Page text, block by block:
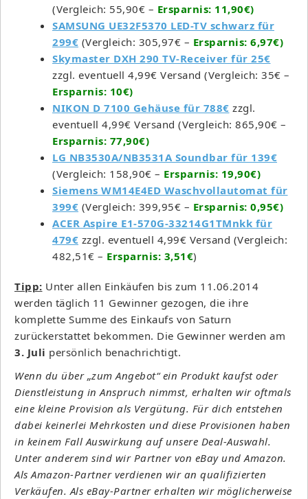
(Vergleich: 55,90€ – Ersparnis: 11,90€)
SAMSUNG UE32F5370 LED-TV schwarz für
299€ (Vergleich: 305,97€ – Ersparnis: 6,97€)
Sky­mas­ter DXH 290 TV-Recei­ver für 25€
zzgl. eventuell 4,99€ Versand (Vergleich: 35€ –
Ersparnis: 10€)
NIKON D 7100 Gehäuse für 788€ zzgl.
eventuell 4,99€ Versand (Vergleich: 865,90€ –
Ersparnis: 77,90€)
LG NB3530A/NB3531A Soundbar für 139€
(Vergleich: 158,90€ – Ersparnis: 19,90€)
Sie­mens WM14E4ED Wasch­voll­au­to­mat für
399€ (Vergleich: 399,95€ – Ersparnis: 0,95€)
ACER Aspire E1-570G-33214G1TMnkk für
479€ zzgl. eventuell 4,99€ Versand (Vergleich:
482,51€ – Ersparnis: 3,51€)
Tipp: Unter allen Einkäufen bis zum 11.06.2014
werden täglich 11 Gewinner gezogen, die ihre
komplette Summe des Einkaufs von Saturn
zurückerstattet bekommen. Die Gewinner werden am
3. Juli persönlich benachrichtigt.
Wenn du über „zum Angebot“ ein Produkt kaufst oder
Dienstleistung in Anspruch nimmst, erhalten wir oftmals
eine kleine Provision als Vergütung. Für dich entstehen
dabei keinerlei Mehrkosten und diese Provisionen haben
in keinem Fall Auswirkung auf unsere Deal-Auswahl.
Unter anderem sind wir Partner von eBay und Amazon.
Als Amazon-Partner verdienen wir an qualifizierten
Verkäufen. Als eBay-Partner erhalten wir möglicherweise